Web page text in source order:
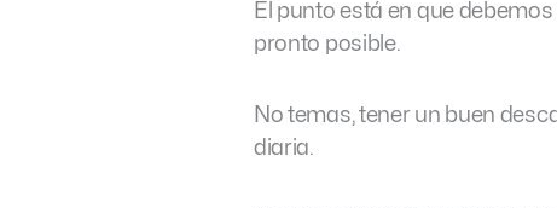
El punto está en que
pronto posible.
No temas, tener un buen
diaria.